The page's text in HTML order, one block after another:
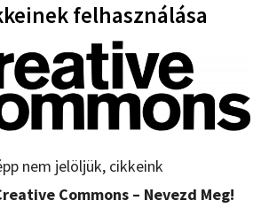
felhasználása
nem jelöljük, cikkeink
Commons – Nevezd Meg!